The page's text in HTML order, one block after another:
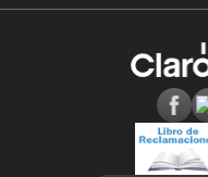
Consulta de IMEI
Consulta de reclamos
Adquirientes iPhone 6, 6S y
Mensaje de Seguridad
Términos y Condiciones de
Libro de Reclamaciones
Legales de marketplace